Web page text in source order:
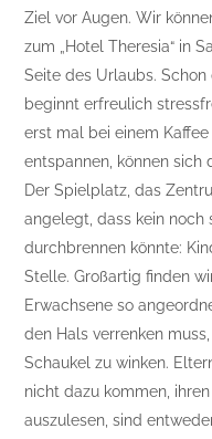
Ziel vor Augen. Wir
zum „Hotel Theresia“ in
Seite des Urlaubs.
beginnt erfreulich
erst mal bei einem
entspannen, können sich
Der Spielplatz, das
angelegt, dass kein noch
durchbrennen könnte:
Stelle. Großartig finden
Erwachsene so
den Hals verrenken
Schaukel zu winken.
nicht dazu kommen,
auszulesen, sind